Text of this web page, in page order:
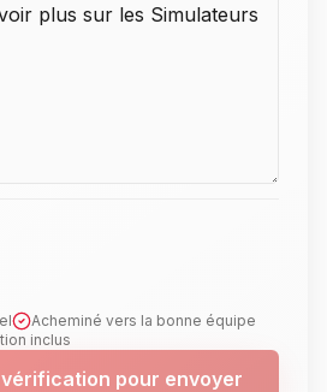
Acheminé vers la bonne équipe
inclus
pour envoyer